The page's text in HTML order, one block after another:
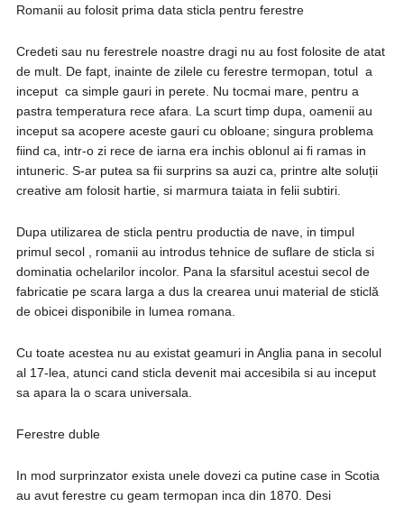
Romanii au folosit prima data sticla pentru ferestre
Credeti sau nu ferestrele noastre dragi nu au fost folosite de atat
de mult. De fapt, inainte de zilele cu ferestre termopan, totul a
inceput ca simple gauri in perete. Nu tocmai mare, pentru a
pastra temperatura rece afara. La scurt timp dupa, oamenii au
inceput sa acopere aceste gauri cu obloane; singura problema
fiind ca, intr-o zi rece de iarna era inchis oblonul ai fi ramas in
intuneric. S-ar putea sa fii surprins sa auzi ca, printre alte soluții
creative am folosit hartie, si marmura taiata in felii subtiri.
Dupa utilizarea de sticla pentru productia de nave, in timpul
primul secol , romanii au introdus tehnice de suflare de sticla si
dominatia ochelarilor incolor. Pana la sfarsitul acestui secol de
fabricatie pe scara larga a dus la crearea unui material de sticlă
de obicei disponibile in lumea romana.
Cu toate acestea nu au existat geamuri in Anglia pana in secolul
al 17-lea, atunci cand sticla devenit mai accesibila si au inceput
sa apara la o scara universala.
Ferestre duble
In mod surprinzator exista unele dovezi ca putine case in Scotia
au avut ferestre cu geam termopan inca din 1870. Desi